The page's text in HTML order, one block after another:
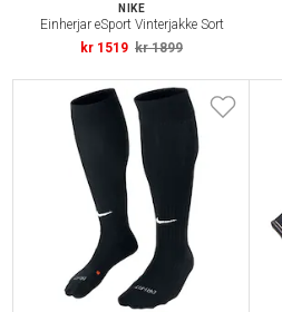
NIKE
Einherjar eSport Vinterjakke Sort
kr 1519 kr 1899